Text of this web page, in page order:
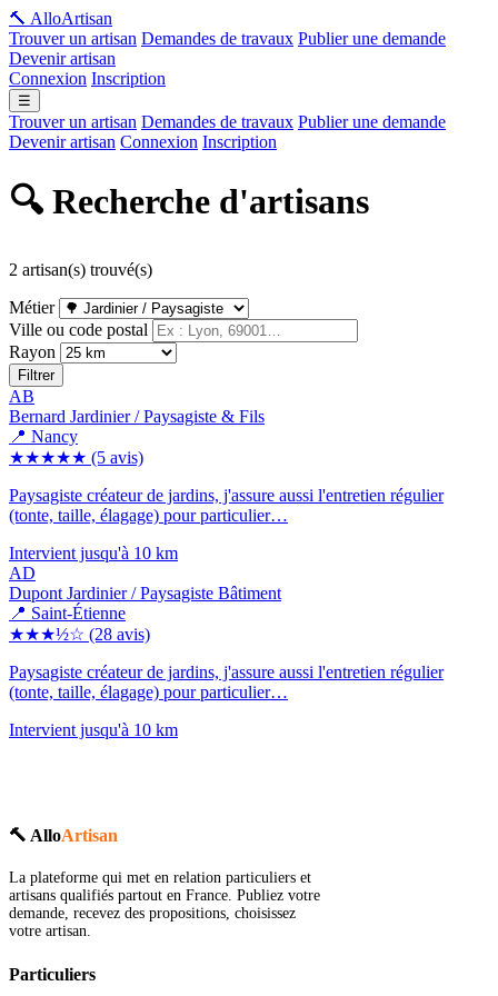
🔨 AlloArtisan
Trouver un artisan Demandes de travaux Publier une demande
Devenir artisan
Connexion Inscription
☰
Trouver un artisan Demandes de travaux Publier une demande
Devenir artisan Connexion Inscription
🔍 Recherche d'artisans
2 artisan(s) trouvé(s)
Métier
Ville ou code postal
Rayon
Filtrer
AB
Bernard Jardinier / Paysagiste & Fils
📍 Nancy
★★★★★ (5 avis)
Paysagiste créateur de jardins, j'assure aussi l'entretien régulier
(tonte, taille, élagage) pour particulier…
Intervient jusqu'à 10 km
AD
Dupont Jardinier / Paysagiste Bâtiment
📍 Saint-Étienne
★★★½☆ (28 avis)
Paysagiste créateur de jardins, j'assure aussi l'entretien régulier
(tonte, taille, élagage) pour particulier…
Intervient jusqu'à 10 km
🔨 AlloArtisan
La plateforme qui met en relation particuliers et
artisans qualifiés partout en France. Publiez votre
demande, recevez des propositions, choisissez
votre artisan.
Particuliers